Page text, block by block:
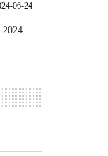
06-24
2024